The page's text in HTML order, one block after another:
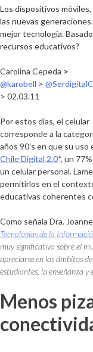
Los dispositivos
las nuevas
mejor tecnología.
recursos educativos?
Carolina Cepeda >
@karobell >
> 02.03.11
Por estos días, el celular
corresponde a la
años 90’s en que su
Chile Digital 2.0*, un
un celular personal.
permitirlos en el
educativas coherentes
Como señala Dra. Joanne
Tecnologías de la
muy significativa sobre el
apreciarse en los ámbitos
estudiantes, la enseñanza
Menos